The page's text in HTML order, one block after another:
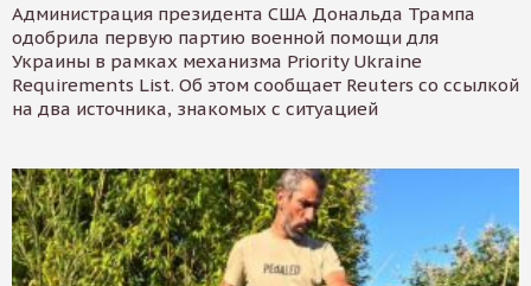
Администрация президента США Дональда Трампа
одобрила первую партию военной помощи для
Украины в рамках механизма Priority Ukraine
Requirements List. Об этом сообщает Reuters со ссылкой
на два источника, знакомых с ситуацией